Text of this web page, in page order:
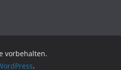
vorbehalten.
.